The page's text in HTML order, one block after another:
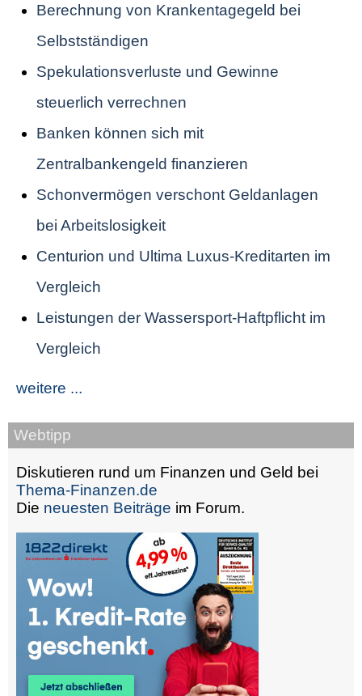
Berechnung von Krankentagegeld bei
Selbstständigen
Spekulationsverluste und Gewinne
steuerlich verrechnen
Banken können sich mit
Zentralbankengeld finanzieren
Schonvermögen verschont Geldanlagen
bei Arbeitslosigkeit
Centurion und Ultima Luxus-Kreditarten im
Vergleich
Leistungen der Wassersport-Haftpflicht im
Vergleich
weitere ...
Webtipp
Diskutieren rund um Finanzen und Geld bei
Thema-Finanzen.de
Die neuesten Beiträge im Forum.